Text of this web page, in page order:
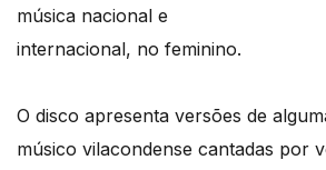
música nacional e
internacional, no feminino.
O disco apresenta versões de
músico vilacondense cantadas por